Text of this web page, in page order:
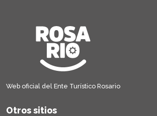
Web oficial del Ente Turístico Rosario
Otros sitios